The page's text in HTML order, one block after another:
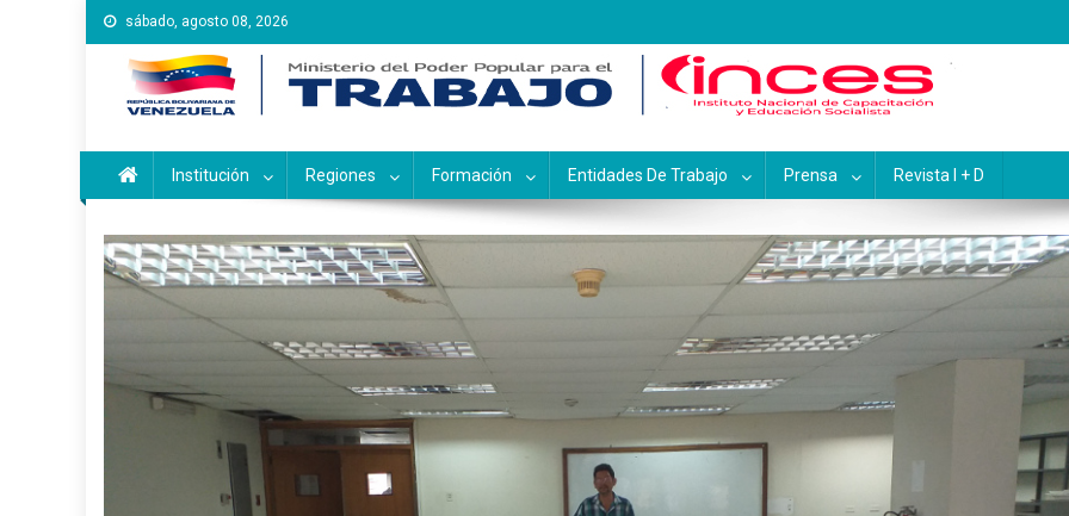
Saltar
al
contenido
sábado, agosto 08, 2026
Instituto Nacional de Capacitación y Educación
Inces
Institución Regiones Formación Entidades De Trabajo Prensa Revista I + D